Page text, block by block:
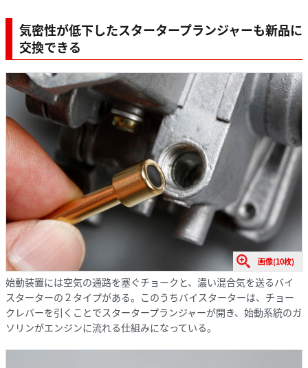
気密性が低下したスタータープランジャーも新品に
交換できる
画像(10枚)
始動装置には空気の通路を塞ぐチョークと、濃い混合気を送るバイ
スターターの２タイプがある。このうちバイスターターは、チョー
クレバーを引くことでスタータープランジャーが開き、始動系統のガ
ソリンがエンジンに流れる仕組みになっている。